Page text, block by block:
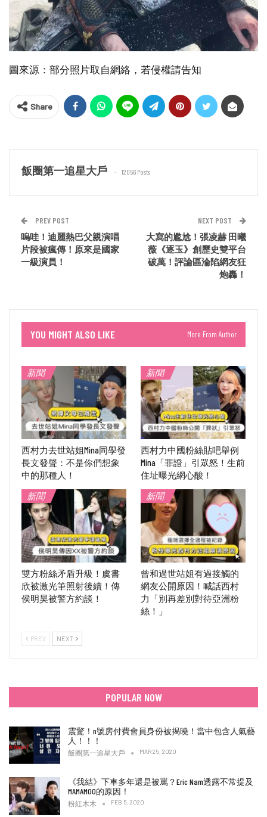
圖來源：部分照片取自網絡，若侵權請告知
Share
飯圈第一追星大戶 12056 Posts
PREV POST
嗚哇！迪麗熱巴父親演唱
片段被瘋傳！原來是國家
一級演員！
NEXT POST
大寫的尷尬！張凌赫 田曦
薇《逐玉》創歷史雙平台
破萬！評論區淪陷網友狂
炮轟！
YOU MIGHT ALSO LIKE More From Author
新聞
西村力去世站姐Mina同學發
長文發聲：不是你們想象
中的那種人！
新聞
西村力中國粉絲貼吧舉例
Mina「罪證」引眾怒！生前
住址曝光網心酸！
新聞
雙方粉絲矛盾升級！虞書
欣被激光筆照射後續！傳
侯明昊被警方約談！
新聞
曾和過世站姐有過接觸的
網友公開原因！喊話西村
力「別再差別對待亞洲粉
絲！」
PREV NEXT
POPULAR NOW
震驚！n號房付費會員身份被揭曉！當中包含人氣藝
人！！！
飯圈第一追星大戶 MAR 25, 2020
《我結》下車多年還是被罵？Eric Nam透露不常提及
MAMAMOO的原因！
粉紅木木 FEB 5, 2020